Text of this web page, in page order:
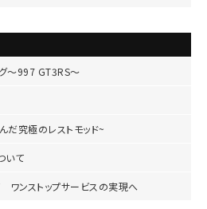
～997 GT3RS～
究極のレストモッド~
いて
ンストップサービスの実現へ